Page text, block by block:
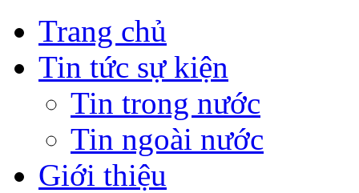
Trang chủ
Tin tức sự kiện
Tin trong nước
Tin ngoài nước
Giới thiệu